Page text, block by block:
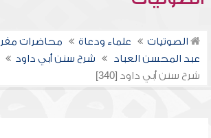
الصوتيات علماء ودعاة
محاضرات
عبد المحسن العباد
شرح سنن أبي داود
شرح سنن أبي داود [340]